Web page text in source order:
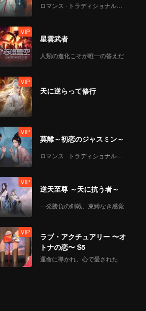
ロマンス · トラディショナル・コスチューム
VIP
星雲武者
人類の進化こそが唯一の答えだ
VIP
天に逆らって修行
VIP
莫離～初恋のジャスミン～
ロマンス · トラディショナル・コスチューム
VIP
逆天至尊 ～天に抗う者～
一発勝負の剣戟、束縛なき感覚
VIP
ラブ・アクチュアリー 〜オ
トナの恋〜 S5
運命に導かれ、心で愛された